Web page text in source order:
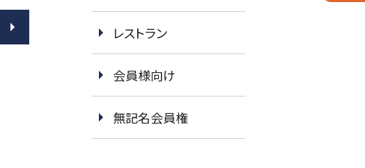
レストラン
会員様向け
無記名会員権